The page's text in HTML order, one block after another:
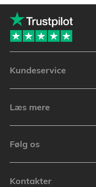
Kundeservice
Læs mere
Følg os
Kontakter